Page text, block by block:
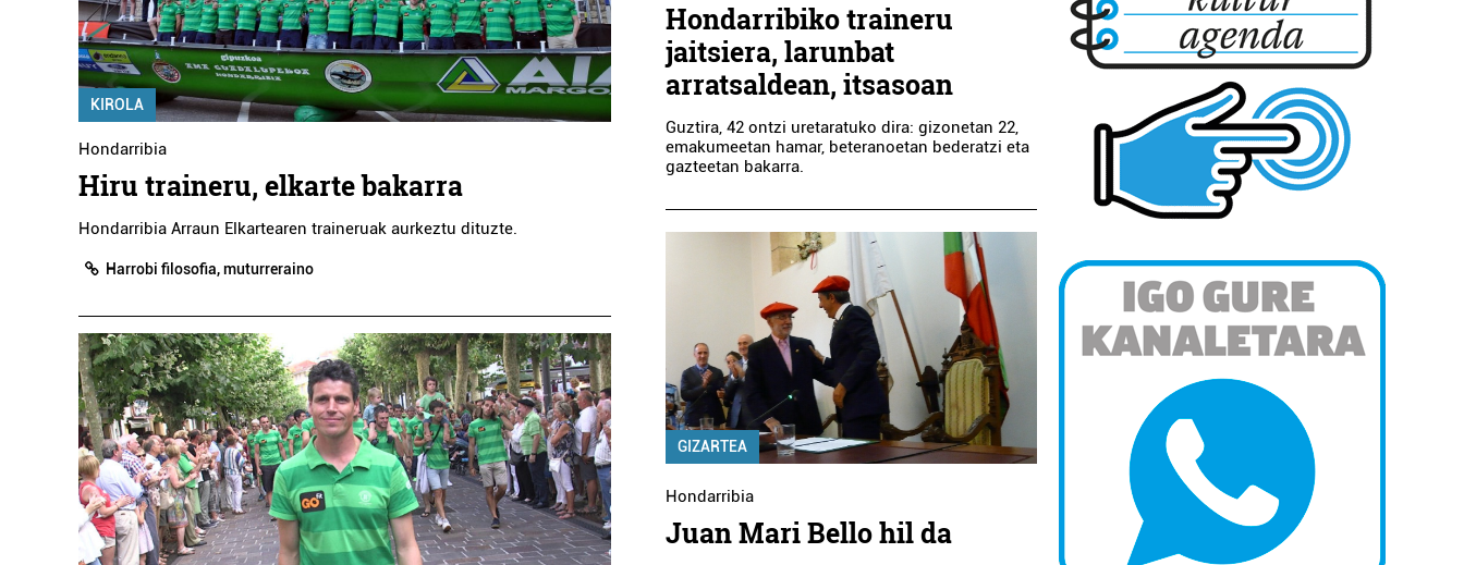
KIROLA
Hondarribia
Hiru traineru, elkarte bakarra
Hondarribia Arraun Elkartearen traineruak aurkeztu dituzte.
Harrobi filosofia, muturreraino
Hondarribiko traineru
jaitsiera, larunbat
arratsaldean, itsasoan
Guztira, 42 ontzi uretaratuko dira: gizonetan 22,
emakumeetan hamar, beteranoetan bederatzi eta
gazteetan bakarra.
GIZARTEA
Hondarribia
Juan Mari Bello hil da